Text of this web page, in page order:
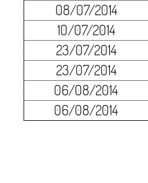
08/07/2014
10/07/2014
23/07/2014
23/07/2014
06/08/2014
06/08/2014